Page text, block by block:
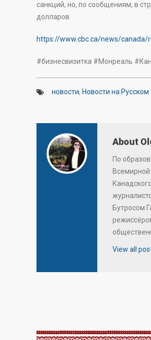
санкций, но, по сообщениям, в
долларов.
https://www.cbc.ca/news/canada/
#бизнесвизитка #Монреаль
новости, Новости на Русском
About
По
Бутросом
View all
.